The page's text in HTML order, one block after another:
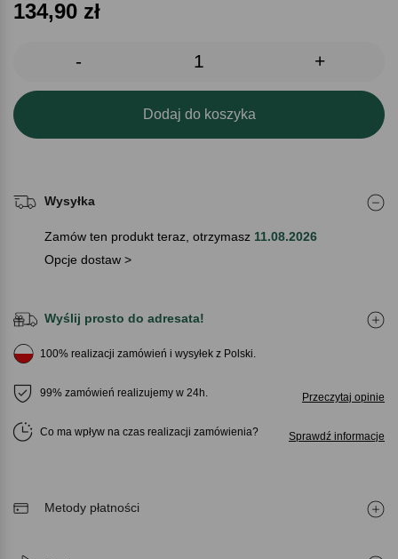
134,90 zł
- +
Dodaj do koszyka
Wysyłka
Zamów ten produkt teraz, otrzymasz 11.08.2026
Opcje dostaw >
Wyślij prosto do adresata!
100% realizacji zamówień i wysyłek z Polski.
99% zamówień realizujemy w 24h. Przeczytaj opinie
Co ma wpływ na czas realizacji zamówienia Sprawdź informacje
Metody płatności